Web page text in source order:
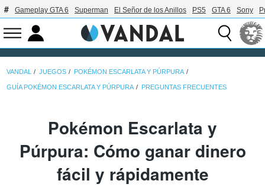
Gameplay GTA 6 Superman El Señor de los Anillos PS5 GTA 6 Sony
VANDAL JUEGOS POKÉMON ESCARLATA Y PÚRPURA
GUÍA POKÉMON ESCARLATA Y PÚRPURA PREGUNTAS FRECUENTES
Pokémon Escarlata y
Púrpura: Cómo ganar dinero
fácil y rápidamente